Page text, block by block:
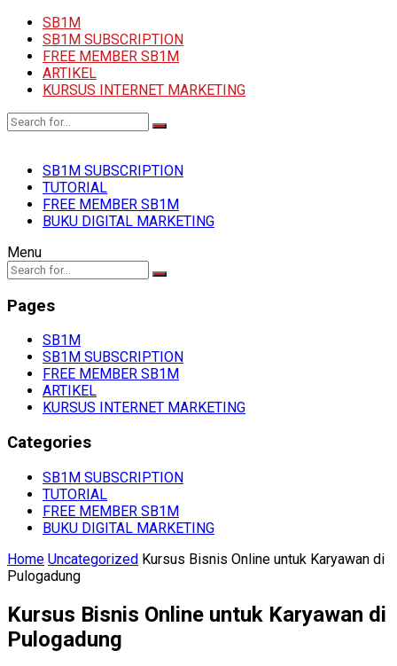
SB1M
SB1M SUBSCRIPTION
FREE MEMBER SB1M
ARTIKEL
KURSUS INTERNET MARKETING
SB1M SUBSCRIPTION
TUTORIAL
FREE MEMBER SB1M
BUKU DIGITAL MARKETING
Menu
Pages
SB1M
SB1M SUBSCRIPTION
FREE MEMBER SB1M
ARTIKEL
KURSUS INTERNET MARKETING
Categories
SB1M SUBSCRIPTION
TUTORIAL
FREE MEMBER SB1M
BUKU DIGITAL MARKETING
Home Uncategorized Kursus Bisnis Online untuk Karyawan di
Pulogadung
Kursus Bisnis Online untuk Karyawan di
Pulogadung